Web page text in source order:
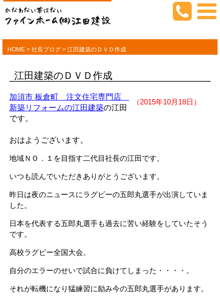
HOME > 社長ブログ > 江田建築のＤＶＤ作成
江田建築のＤＶＤ作成
（2015年10月18日）
加須市 板倉町 注文住宅専門店
新築リフォームの江田建築の江田
です。
おはようございます。
地域ＮＯ．１を目指す二代目社長の江田です。
いつも読んでいただきありがとうございます。
昨日は夜のニュースにラグビーの五郎丸選手が出演していま
した。
日本を代表する五郎丸選手も過去に苦い経験をしていたそう
です。
高校ラグビー全国大会。
自分のエラーのせいで試合に負けてしまった・・・・。
それが転機になり猛練習に励み今の五郎丸選手があります。